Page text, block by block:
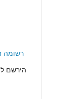
רשומה
הירשם